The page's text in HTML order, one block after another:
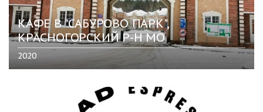
КАФЕ В "САБУРОВО ПАРК",
КРАСНОГОРСКИЙ Р-Н МО
2020